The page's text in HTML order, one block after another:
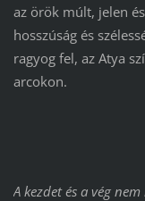
az örök múlt, jelen
hosszúság és
ragyog fel, az Atya
arcokon.
A kezdet és a vég